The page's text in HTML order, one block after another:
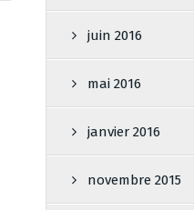
juin 2016
mai 2016
janvier 2016
novembre 2015